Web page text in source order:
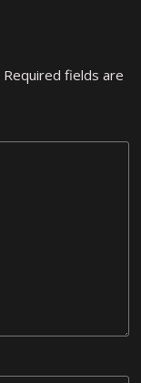
Required fields are